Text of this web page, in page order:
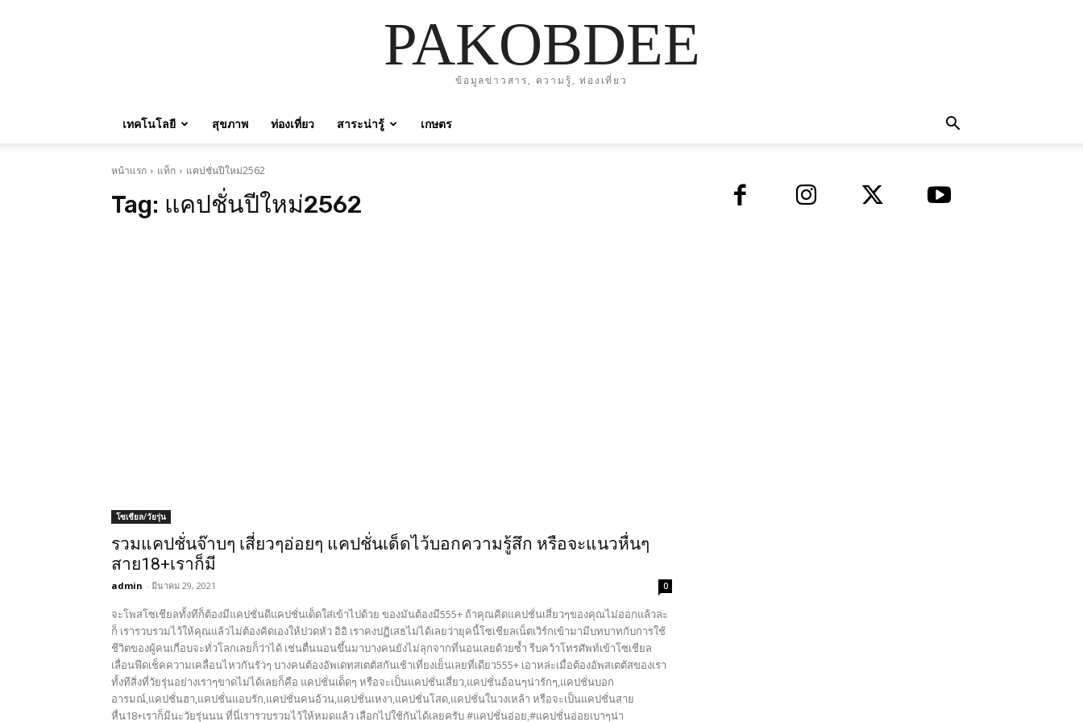
PAKOBDEE
ข้อมูลข่าวสาร, ความรู้, ท่องเที่ยว
เทคโนโลยี สุขภาพ ท่องเที่ยว สาระน่ารู้ เกษตร
หน้าแรก แท็ก แคปชั่นปีใหม่2562
Tag: แคปชั่นปีใหม่2562
โซเชียล/วัยรุ่น
รวมแคปชั่นจ๊าบๆ เสี่ยวๆอ่อยๆ แคปชั่นเด็ดไว้บอกความรู้สึก หรือจะแนวหื่นๆ
สาย18+เราก็มี
admin - มีนาคม 29, 2021 0
จะโพสโซเชียลทั้งทีก็ต้องมีแคปชั่นดีแคปชั่นเด็ดใส่เข้าไปด้วย ของมันต้องมี555+ ถ้าคุณคิดแคปชั่นเสี่ยวๆของคุณไม่ออกแล้วละ
ก็ เรารวบรวมไว้ให้คุณแล้วไม่ต้องคิดเองให้ปวดหัว อิอิ เราคงปฏิเสธไม่ได้เลยว่ายุคนี้โซเชียลเน็ตเวิร์กเข้ามามีบทบาทกับการใช้
ชีวิตของผู้คนเกือบจะทั่วโลกเลยก็ว่าได้ เช่นตื่นนอนขึ้นมาบางคนยังไม่ลุกจากที่นอนเลยด้วยซ้ำ รีบคว้าโทรศัพท์เข้าโซเชียล
เลื่อนฟีดเช็คความเคลื่อนไหวกันรัวๆ บางคนต้องอัพเดทสเตตัสกันเช้าเที่ยงเย็นเลยที่เดียว555+ เอาหล่ะเมื่อต้องอัพสเตตัสของเรา
ทั้งทีสิ่งที่วัยรุ่นอย่างเราๆขาดไม่ได้เลยก็คือ แคปชั่นเด็ดๆ หรือจะเป็นแคปชั่นเสี่ยว,แคปชั่นอ้อนๆน่ารักๆ,แคปชั่นบอก
อารมณ์,แคปชั่นฮา,แคปชั่นแอบรัก,แคปชั่นคนอ้วน,แคปชั่นเหงา,แคปชั่นโสด,แคปชั่นในวงเหล้า หรือจะเป็นแคปชั่นสาย
หื่น18+เราก็มีนะวัยรุ่นนน ที่นี่เรารวบรวมไว้ให้หมดแล้ว เลือกไปใช้กันได้เลยครับ #แคปชั่นอ่อย,#แคปชั่นอ่อยเบาๆน่า